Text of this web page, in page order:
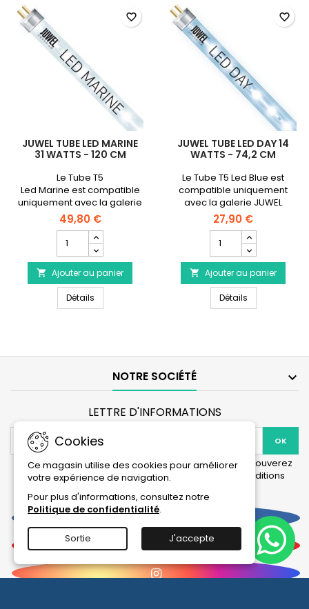
JUWEL TUBE LED MARINE
31 WATTS - 120 CM
Le Tube T5
Led Marine est compatible
uniquement avec la galerie
JUWEL Multilux Led 150
49,80 €
quantité
du
produit
JUWEL
Tube
LED
-
 Ajouter au panier
DétailsJUWEL Tube LED Marine 31 Watts - 120 cm
favorite_border
JUWEL TUBE LED DAY 14
WATTS - 74,2 CM
Le Tube T5 Led Blue est
compatible uniquement
avec la galerie JUWEL
Multilux Led 92
27,90 €
quantité
du
produit
JUWEL
Tube
LED
-
 Ajouter au panier
DétailsJUWEL Tube
favorite_border
NOTRE SOCIÉTÉ 
Cookies
Ce magasin utilise des cookies pour améliorer
votre expérience de navigation.
Pour plus d'informations, consultez notre
Politique de confidentialité.
Sortie J'accepte
LETTRE D'INFORMATIONS
Vous pouvez vous désinscrire à tout moment. Vous trouverez
pour cela nos informations de contact dans les conditions
Facebook
YouTube
Instagram